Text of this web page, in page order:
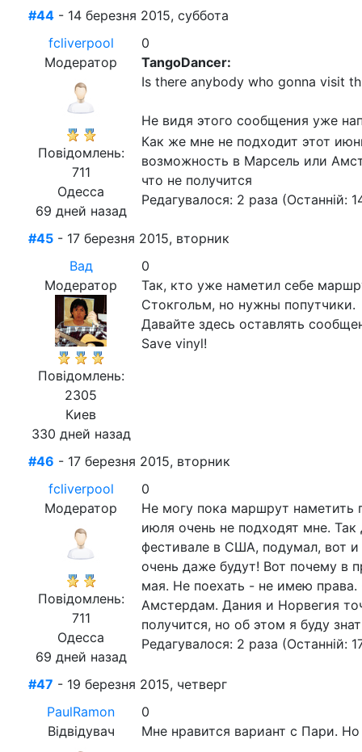
#44 - 14 березня 2015, суббота
fcliverpool
Модератор
Повідомлень:
711
Одесса
69 дней назад
0
TangoDancer:
Is there anybody who gonna visit
Не видя этого сообщения уже
Как же мне не подходит этот
возможность в Марсель или
что не получится
Редагувалося: 2 раза (Останній:
#45 - 17 березня 2015, вторник
Вад
Модератор
Повідомлень:
2305
Киев
330 дней назад
0
Так, кто уже наметил себе
Стокгольм, но нужны попутчики.
Давайте здесь оставлять
Save vinyl!
#46 - 17 березня 2015, вторник
fcliverpool
Модератор
Повідомлень:
711
Одесса
69 дней назад
0
Не могу пока маршрут наметить
июля очень не подходят мне.
фестивале в США, подумал, вот и
очень даже будут! Вот почему в
мая. Не поехать - не имею
Амстердам. Дания и Норвегия
получится, но об этом я буду
Редагувалося: 2 раза (Останній:
#47 - 19 березня 2015, четверг
PaulRamon
Відвідувач
0
Мне нравится вариант с Пари.